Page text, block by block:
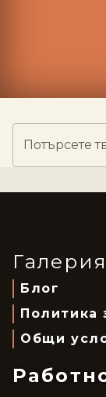
Потърсете
Галерия
Блог
Политика
Общи